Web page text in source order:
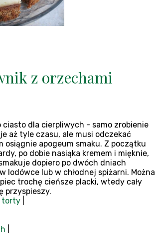
z orzechami
ciasto dla cierpliwych - samo zrobienie
aż tyle czasu, ale musi odczekać
osiągnie apogeum smaku. Z początku
po dobie nasiąka kremem i mięknie,
dopiero po dwóch dniach
lodówce lub w chłodnej spiżarni. Można
trochę cieńsze placki, wtedy cały
przyspieszy.
torty